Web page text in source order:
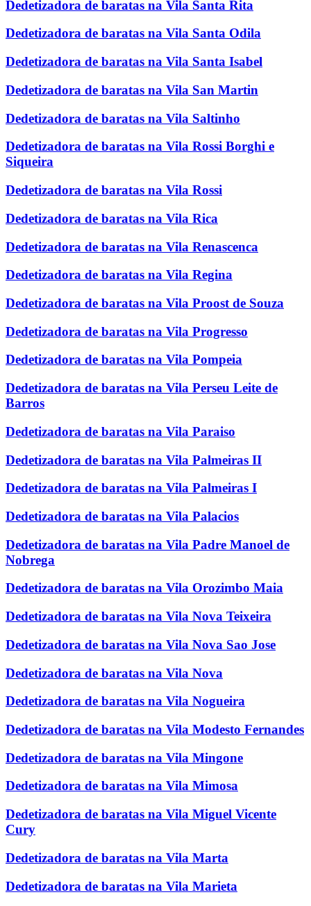
Dedetizadora de baratas na Vila Santa Rita
Dedetizadora de baratas na Vila Santa Odila
Dedetizadora de baratas na Vila Santa Isabel
Dedetizadora de baratas na Vila San Martin
Dedetizadora de baratas na Vila Saltinho
Dedetizadora de baratas na Vila Rossi Borghi e
Siqueira
Dedetizadora de baratas na Vila Rossi
Dedetizadora de baratas na Vila Rica
Dedetizadora de baratas na Vila Renascenca
Dedetizadora de baratas na Vila Regina
Dedetizadora de baratas na Vila Proost de Souza
Dedetizadora de baratas na Vila Progresso
Dedetizadora de baratas na Vila Pompeia
Dedetizadora de baratas na Vila Perseu Leite de
Barros
Dedetizadora de baratas na Vila Paraiso
Dedetizadora de baratas na Vila Palmeiras II
Dedetizadora de baratas na Vila Palmeiras I
Dedetizadora de baratas na Vila Palacios
Dedetizadora de baratas na Vila Padre Manoel de
Nobrega
Dedetizadora de baratas na Vila Orozimbo Maia
Dedetizadora de baratas na Vila Nova Teixeira
Dedetizadora de baratas na Vila Nova Sao Jose
Dedetizadora de baratas na Vila Nova
Dedetizadora de baratas na Vila Nogueira
Dedetizadora de baratas na Vila Modesto Fernandes
Dedetizadora de baratas na Vila Mingone
Dedetizadora de baratas na Vila Mimosa
Dedetizadora de baratas na Vila Miguel Vicente
Cury
Dedetizadora de baratas na Vila Marta
Dedetizadora de baratas na Vila Marieta